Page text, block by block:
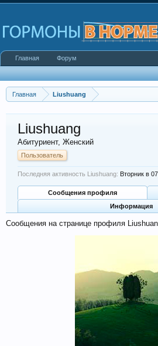
Главная Liushuang
Liushuang
Абитуриент, Женский
Пользователь
Последняя активность Liushuang: Вторник в
Сообщения профиля
Информация
Сообщения на странице профиля
Главная Форум